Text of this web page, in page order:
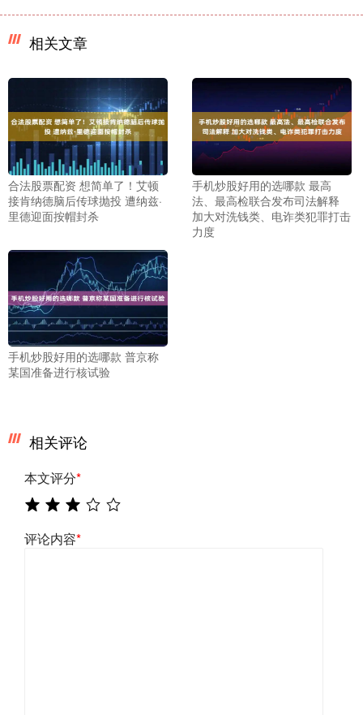
相关文章
合法股票配资 想简单了！艾顿
接肯纳德脑后传球抛投 遭纳兹·
里德迎面按帽封杀
手机炒股好用的选哪款 最高
法、最高检联合发布司法解释
加大对洗钱类、电诈类犯罪打击
力度
手机炒股好用的选哪款 普京称
某国准备进行核试验
相关评论
本文评分*
评论内容*